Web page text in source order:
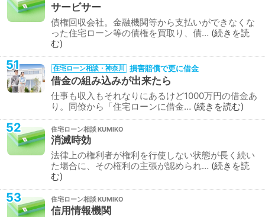
サービサー
債権回収会社。金融機関等から支払いができなくな
った住宅ローン等の債権を買取り、債… 続きを読
む
51 住宅ローン相談・神奈川 損害賠償で更に借金
借金の組み込みが出来たら
仕事も収入もそれなりにあるけど1000万円の借金あ
り。同僚から「住宅ローンに借金… 続きを読む
52 住宅ローン相談
消滅時効
法律上の権利者が権利を行使しない状態が長く続い
た場合に、その権利の主張が認められ… 続きを読
む
53 住宅ローン相談
信用情報機関